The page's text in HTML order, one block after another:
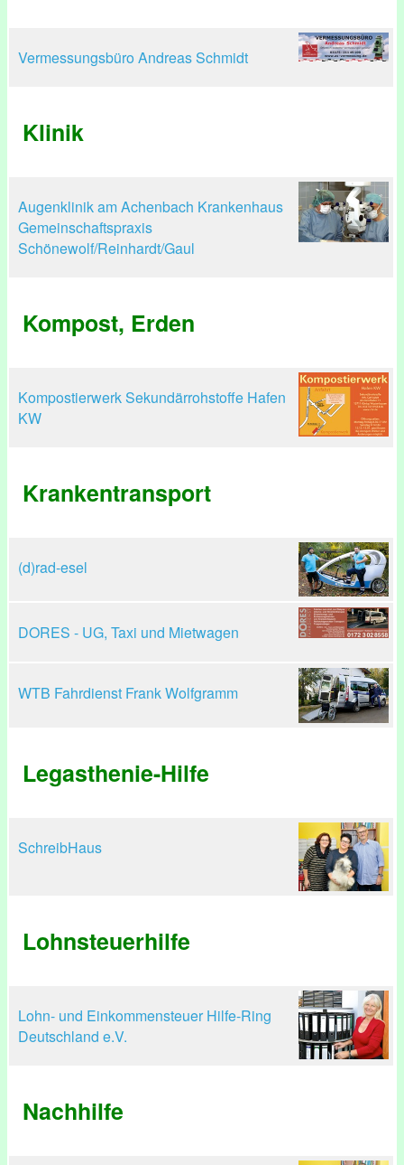
Vermessungsbüro Andreas Schmidt
Klinik
Augenklinik am Achenbach Krankenhaus
Gemeinschaftspraxis
Schönewolf/Reinhardt/Gaul
Kompost, Erden
Kompostierwerk Sekundärrohstoffe Hafen
KW
Krankentransport
(d)rad-esel
DORES - UG, Taxi und Mietwagen
WTB Fahrdienst Frank Wolfgramm
Legasthenie-Hilfe
SchreibHaus
Lohnsteuerhilfe
Lohn- und Einkommensteuer Hilfe-Ring
Deutschland e.V.
Nachhilfe